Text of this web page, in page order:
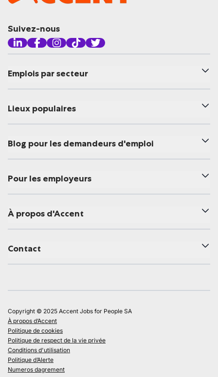
Suivez-nous
Emplois par secteur
Lieux populaires
Blog pour les demandeurs d'emploi
Pour les employeurs
À propos d'Accent
Contact
Copyright © 2025 Accent Jobs for People SA
À propos d’Accent
Politique de cookies
Politique de respect de la vie privée
Conditions d'utilisation
Politique d’Alerte
Numeros dagrement